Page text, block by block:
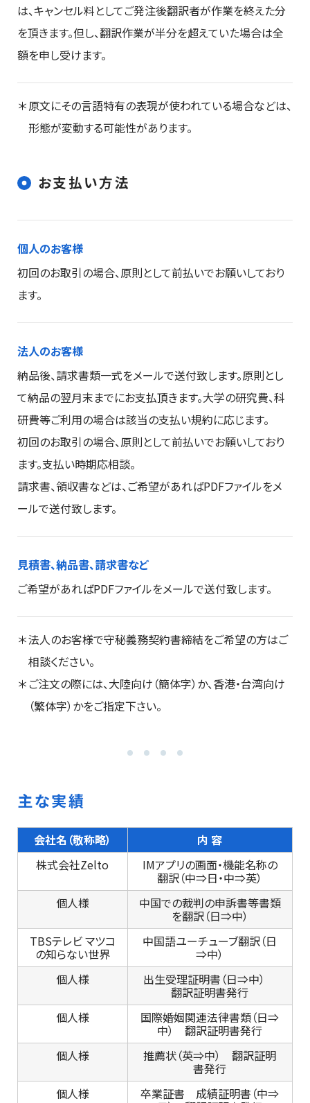
は、キャンセル料としてご発注後翻訳者が作業を終えた分
を頂きます。但し、翻訳作業が半分を超えていた場合は全
額を申し受けます。
原文にその言語特有の表現が使われている場合などは、
形態が変動する可能性があります。
お支払い方法
個人のお客様
初回のお取引の場合、原則として前払いでお願いしており
ます。
法人のお客様
納品後、請求書類一式をメールで送付致します。原則とし
て納品の翌月末までにお支払頂きます。大学の研究費、科
研費等ご利用の場合は該当の支払い規約に応じます。
初回のお取引の場合、原則として前払いでお願いしており
ます。支払い時期応相談。
請求書、領収書などは、ご希望があればPDFファイルをメ
ールで送付致します。
見積書、納品書、請求書など
ご希望があればPDFファイルをメールで送付致します。
法人のお客様で守秘義務契約書締結をご希望の方はご
相談ください。
ご注文の際には、大陸向け（簡体字）か、香港・台湾向け
（繁体字）かをご指定下さい。
主な実績
会社名（敬称略）
内 容
株式会社Zelto
IMアプリの画面・機能名称の
翻訳（中⇒日・中⇒英）
個人様
中国での裁判の申訴書等書類
を翻訳（日⇒中）
TBSテレビ マツコ
の知らない世界
中国語ユーチューブ翻訳（日
⇒中）
個人様
出生受理証明書（日⇒中）
翻訳証明書発行
個人様
国際婚姻関連法律書類（日⇒
中） 翻訳証明書発行
個人様
推薦状（英⇒中） 翻訳証明
書発行
個人様
卒業証書 成績証明書（中⇒